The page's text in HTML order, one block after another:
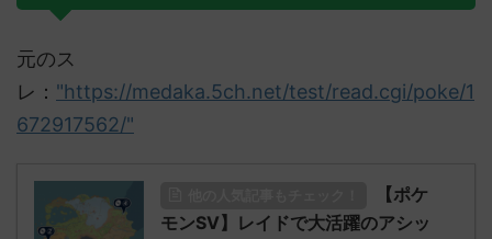
元のス
レ： "https://medaka.5ch.net/test/read.cgi/poke/1
672917562/"
【ポケ
モンSV】レイドで大活躍のアシッ